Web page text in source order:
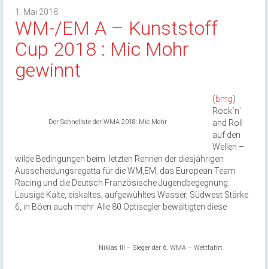
1. Mai 2018
WM-/EM A – Kunststoff
Cup 2018 : Mic Mohr
gewinnt
Der Schnellste der WMA 2018: Mic Mohr
(bmg)
Rock´n`
and Roll
auf den
Wellen –
wilde Bedingungen beim letzten Rennen der diesjährigen
Ausscheidungsregatta für die WM,EM, das European Team
Racing und die Deutsch Französische Jugendbegegnung.
Lausige Kälte, eiskaltes, aufgewühltes Wasser, Südwest Stärke
6, in Böen auch mehr. Alle 80 Optisegler bewältigten diese
Niklas Ill – Sieger der 6. WMA – Wettfahrt